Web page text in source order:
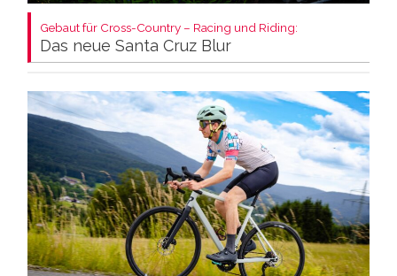
Gebaut für Cross-Country – Racing und Riding:
Das neue Santa Cruz Blur